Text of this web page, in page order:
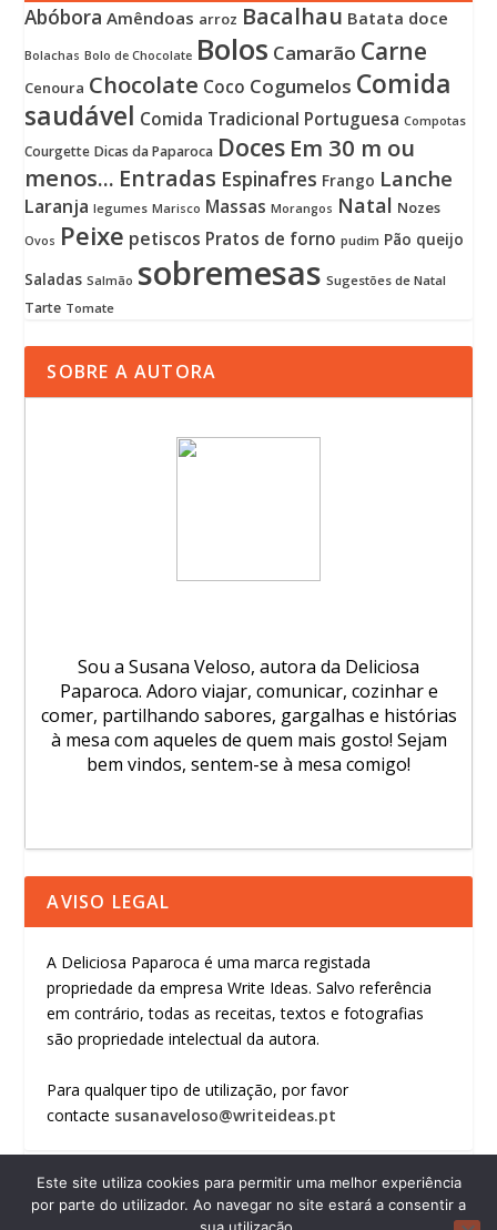
Abóbora Amêndoas arroz Bacalhau Batata doce
Bolachas Bolo de Chocolate Bolos Camarão Carne
Cenoura Chocolate Coco Cogumelos Comida
saudável Comida Tradicional Portuguesa Compotas
Courgette Dicas da Paparoca Doces Em 30 m ou
menos... Entradas Espinafres Frango Lanche
Laranja legumes Marisco Massas Morangos Natal Nozes
Ovos Peixe petiscos Pratos de forno pudim Pão queijo
Saladas Salmão sobremesas Sugestões de Natal
Tarte Tomate
SOBRE A AUTORA
Sou a Susana Veloso, autora da Deliciosa
Paparoca. Adoro viajar, comunicar, cozinhar e
comer, partilhando sabores, gargalhas e histórias
à mesa com aqueles de quem mais gosto! Sejam
bem vindos, sentem-se à mesa comigo!
AVISO LEGAL
A Deliciosa Paparoca é uma marca registada
propriedade da empresa Write Ideas. Salvo referência
em contrário, todas as receitas, textos e fotografias
são propriedade intelectual da autora.
Para qualquer tipo de utilização, por favor
contacte susanaveloso@writeideas.pt
Este site utiliza cookies para permitir uma melhor experiência
por parte do utilizador. Ao navegar no site estará a consentir a